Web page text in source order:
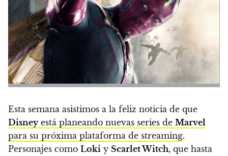
Esta semana asistimos a la feliz noticia de que
Disneyestá planeando nuevas series de Marvel
para su próxima plataforma de streaming.
Personajes como Loki y Scarlet Witch, que hasta